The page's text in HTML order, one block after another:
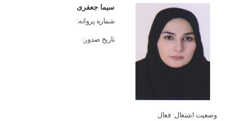
سیما جعفری
شماره پروانه:
تاریخ صدور:
وضعیت اشتغال: فعال